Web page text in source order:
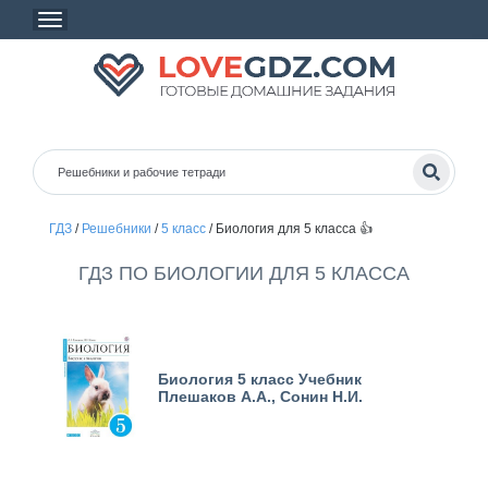
ГДЗ/ Решебники /5 класс/ Биология для 5 класса 👍
ГДЗ ПО БИОЛОГИИ ДЛЯ 5 КЛАССА
Биология 5 класс Учебник
Плешаков А.А., Сонин Н.И.